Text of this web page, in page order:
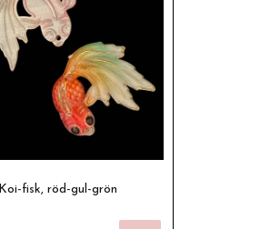
Koi-fisk, röd-gul-grön